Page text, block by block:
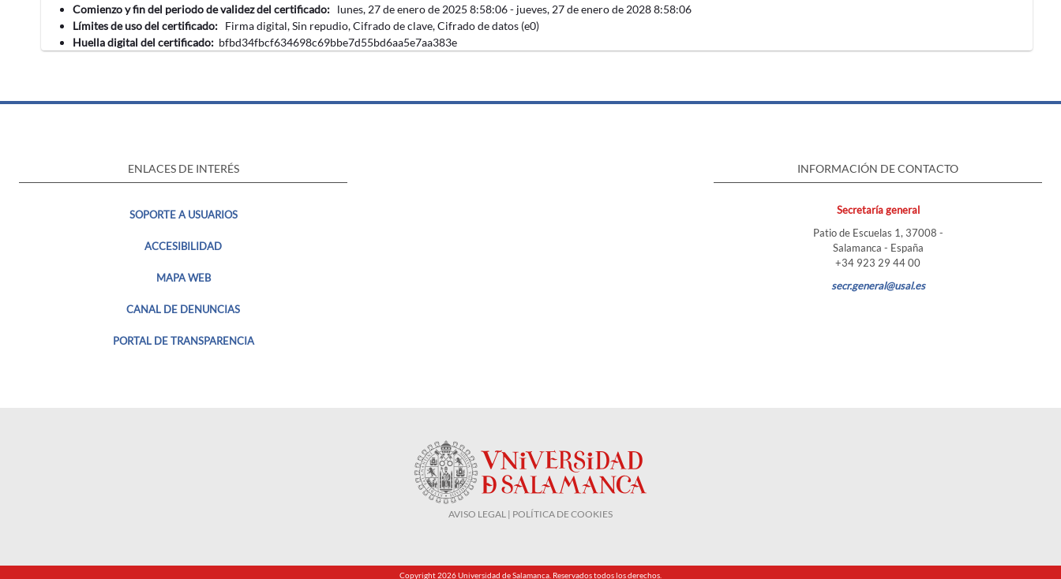
Comienzo y fin del periodo de validez del certificado: ‎lunes, ‎27‎ de ‎enero‎ de ‎2025 8:58:06 - ‎jueves, ‎27‎ de ‎enero‎ de ‎2028 8:58:06
Límites de uso del certificado: Firma digital, Sin repudio, Cifrado de clave, Cifrado de datos (e0)
Huella digital del certificado: bfbd34fbcf634698c69bbe7d55bd6aa5e7aa383e
ENLACES DE INTERÉS
SOPORTE A USUARIOS
ACCESIBILIDAD
MAPA WEB
CANAL DE DENUNCIAS
PORTAL DE TRANSPARENCIA
INFORMACIÓN DE CONTACTO
Secretaría general
Patio de Escuelas 1, 37008 -
Salamanca - España
+34 923 29 44 00
secr.general@usal.es
AVISO LEGAL | POLÍTICA DE COOKIES
Copyright2026Universidad de Salamanca. Reservados todos los derechos.